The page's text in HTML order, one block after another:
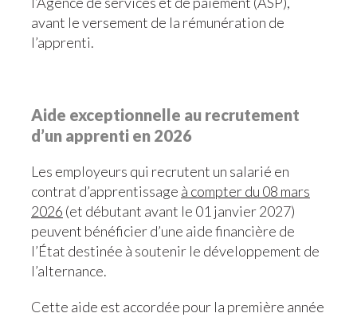
avant le versement de la rémunération de
l’apprenti.
Aide exceptionnelle au recrutement
d’un apprenti en 2026
Les employeurs qui recrutent un salarié en
contrat d’apprentissage à compter du 08 mars
2026 (et débutant avant le 01 janvier 2027)
peuvent bénéficier d’une aide financière de
l’État destinée à soutenir le développement de
l’alternance.
Cette aide est accordée pour la première année